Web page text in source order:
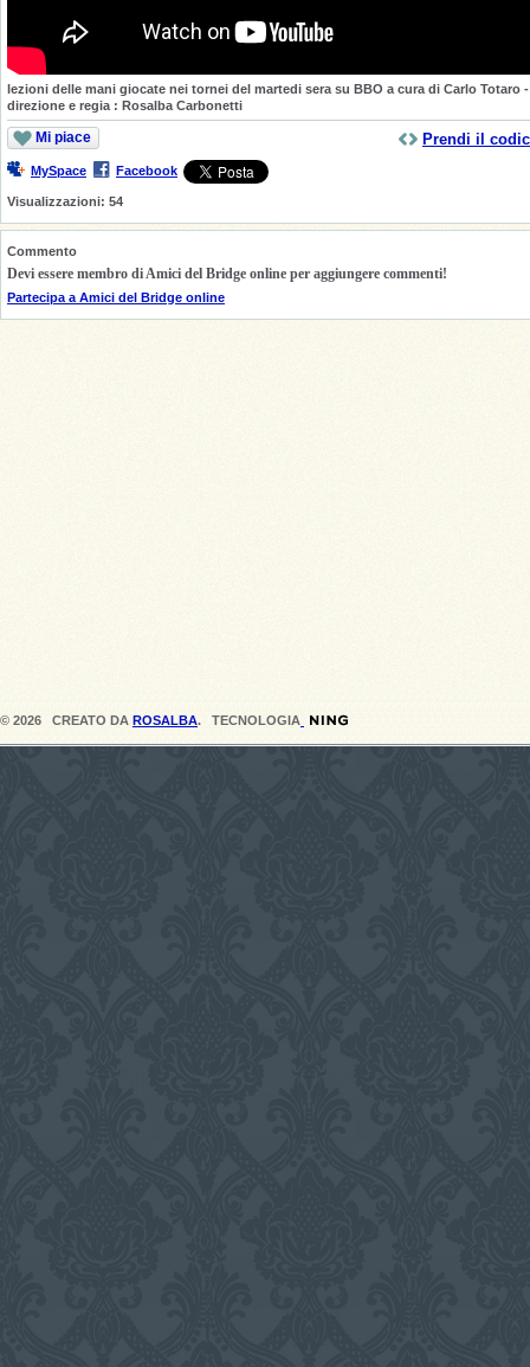
lezioni delle mani giocate nei tornei del martedi sera su BBO a cura di Carlo Totaro -
direzione e regia : Rosalba Carbonetti
Mi piace
MySpace Facebook
Visualizzazioni: 54
Prendi il
Commento
Devi essere membro di Amici del Bridge online per aggiungere commenti!
Partecipa a Amici del Bridge online
© 2026 CREATO DA ROSALBA. TECNOLOGIA